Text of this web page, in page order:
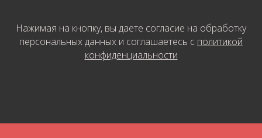
Нажимая на кнопку, вы даете согласие на обработку
персональных данных и соглашаетесь c политикой
конфиденциальности